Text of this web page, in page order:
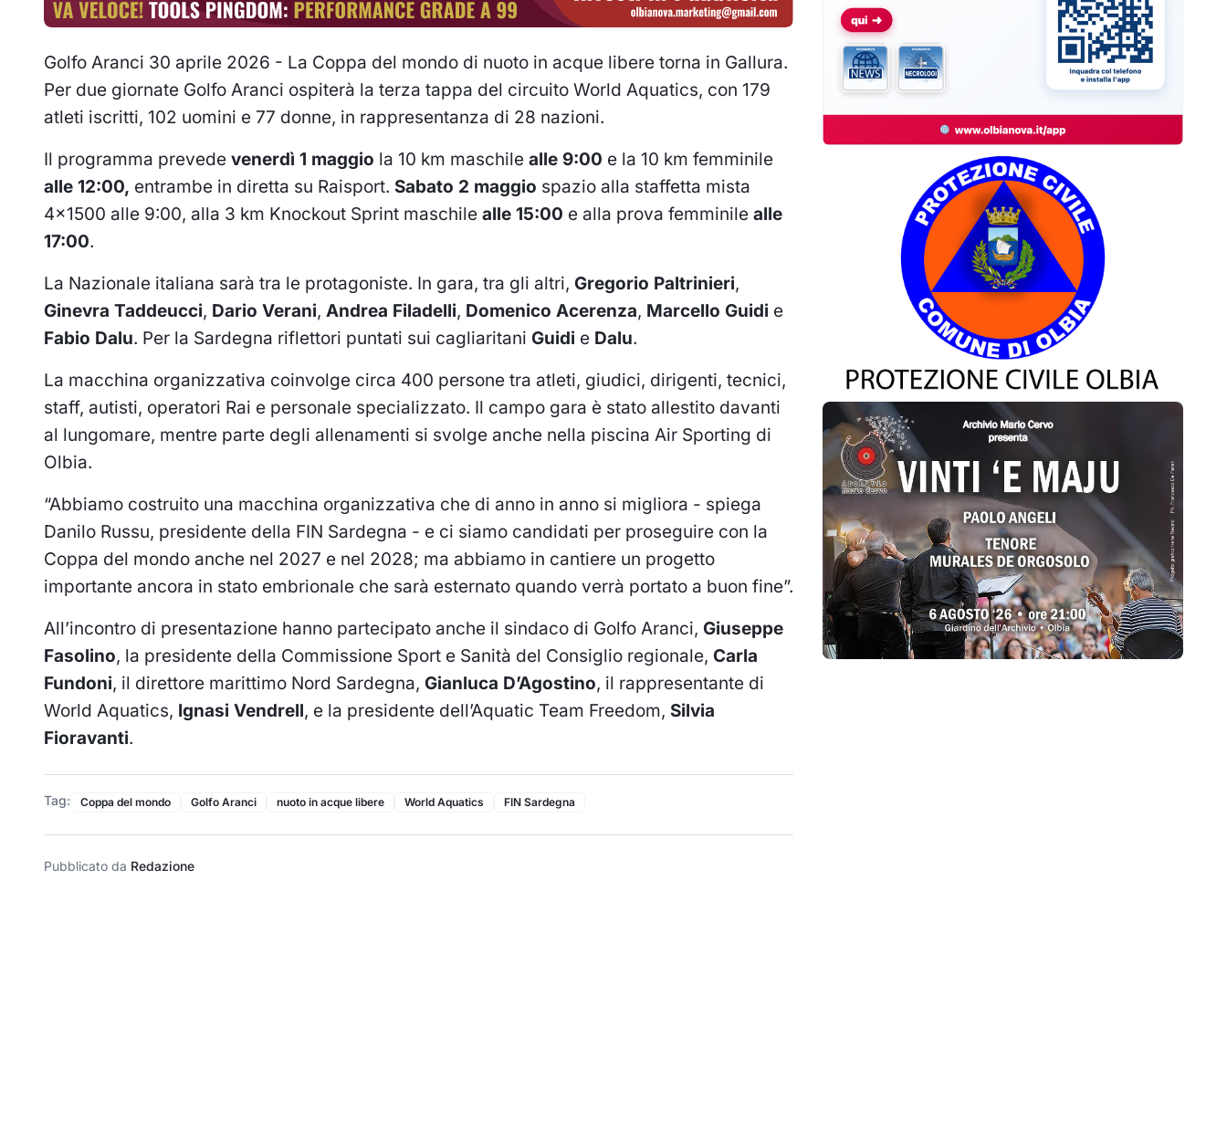
Golfo Aranci 30 aprile 2026 - La Coppa del mondo di nuoto in acque libere torna in Gallura.
Per due giornate Golfo Aranci ospiterà la terza tappa del circuito World Aquatics, con 179
atleti iscritti, 102 uomini e 77 donne, in rappresentanza di 28 nazioni.
Il programma prevede venerdì 1 maggio la 10 km maschile alle 9:00 e la 10 km femminile
alle 12:00, entrambe in diretta su Raisport. Sabato 2 maggio spazio alla staffetta mista
4x1500 alle 9:00, alla 3 km Knockout Sprint maschile alle 15:00 e alla prova femminile alle
17:00.
La Nazionale italiana sarà tra le protagoniste. In gara, tra gli altri, Gregorio Paltrinieri,
Ginevra Taddeucci, Dario Verani, Andrea Filadelli, Domenico Acerenza, Marcello Guidi e
Fabio Dalu. Per la Sardegna riflettori puntati sui cagliaritani Guidi e Dalu.
La macchina organizzativa coinvolge circa 400 persone tra atleti, giudici, dirigenti, tecnici,
staff, autisti, operatori Rai e personale specializzato. Il campo gara è stato allestito davanti
al lungomare, mentre parte degli allenamenti si svolge anche nella piscina Air Sporting di
Olbia.
“Abbiamo costruito una macchina organizzativa che di anno in anno si migliora - spiega
Danilo Russu, presidente della FIN Sardegna - e ci siamo candidati per proseguire con la
Coppa del mondo anche nel 2027 e nel 2028; ma abbiamo in cantiere un progetto
importante ancora in stato embrionale che sarà esternato quando verrà portato a buon fine”.
All’incontro di presentazione hanno partecipato anche il sindaco di Golfo Aranci, Giuseppe
Fasolino, la presidente della Commissione Sport e Sanità del Consiglio regionale, Carla
Fundoni, il direttore marittimo Nord Sardegna, Gianluca D’Agostino, il rappresentante di
World Aquatics, Ignasi Vendrell, e la presidente dell’Aquatic Team Freedom, Silvia
Fioravanti.
Tag: Coppa del mondo Golfo Aranci nuoto in acque libere World Aquatics FIN Sardegna
Pubblicato da Redazione